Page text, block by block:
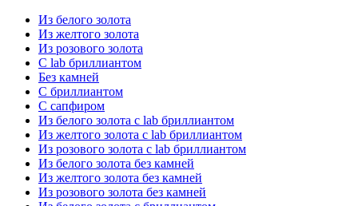
Из белого золота
Из желтого золота
Из розового золота
С lab бриллиантом
Без камней
С бриллиантом
С сапфиром
Из белого золота с lab бриллиантом
Из желтого золота с lab бриллиантом
Из розового золота с lab бриллиантом
Из белого золота без камней
Из желтого золота без камней
Из розового золота без камней